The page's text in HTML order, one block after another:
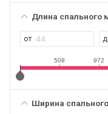
Длина спального
508 972
Ширина